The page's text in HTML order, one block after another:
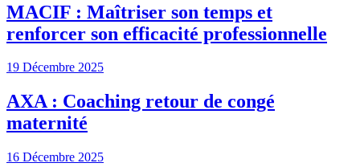
MACIF : Maîtriser son temps et
renforcer son efficacité professionnelle
19 Décembre 2025
AXA : Coaching retour de congé
maternité
16 Décembre 2025